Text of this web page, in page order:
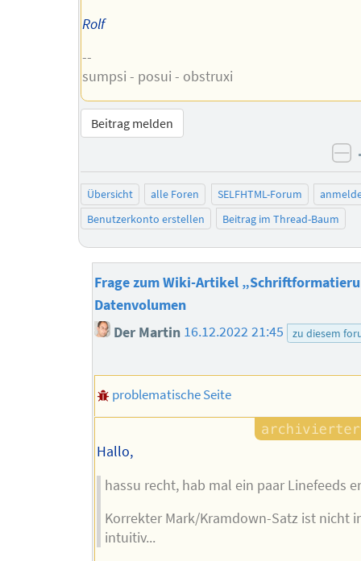
Rolf
--
sumpsi - posui - obstruxi
Beitrag melden
Übersicht alle Foren SELFHTML-Forum
Benutzerkonto erstellen
Beitrag im Thread-Baum
Frage zum Wiki-Artikel
Datenvolumen
Der Martin 16.12.2022 21:45 zu diesem
problematische Seite
Hallo,
hassu recht, hab mal ein paar Linefeeds
Korrekter Mark/Kramdown-Satz ist nicht
intuitiv...